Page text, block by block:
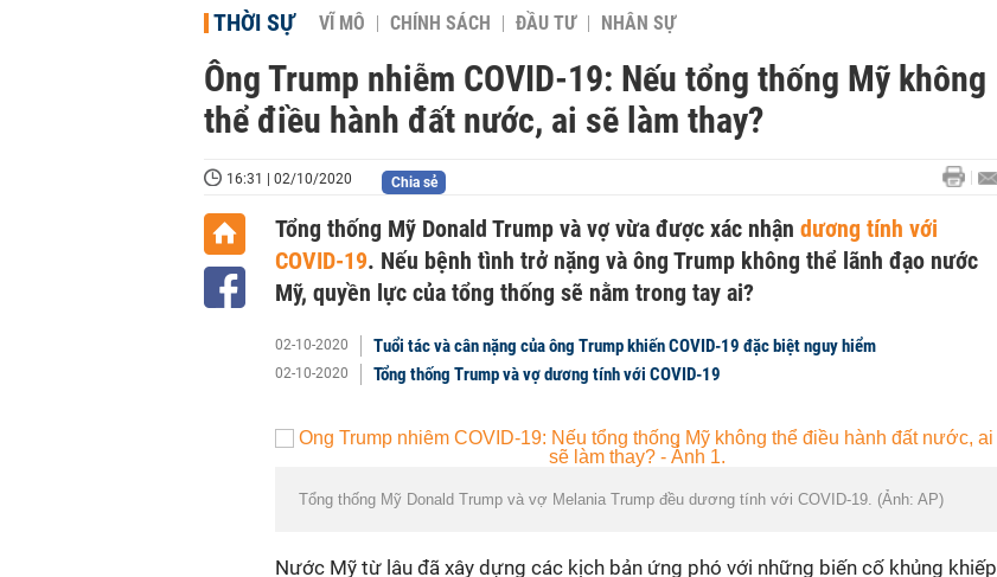
THỜI SỰ VĨ MÔ CHÍNH SÁCH ĐẦU TƯ NHÂN SỰ
Ông Trump nhiễm COVID-19: Nếu tổng thống Mỹ không
thể điều hành đất nước, ai sẽ làm thay?
16:31 | 02/10/2020 Chia sẻ
Tổng thống Mỹ Donald Trump và vợ vừa được xác nhận dương tính với
COVID-19. Nếu bệnh tình trở nặng và ông Trump không thể lãnh đạo nước
Mỹ, quyền lực của tổng thống sẽ nằm trong tay ai?
02-10-2020 Tuổi tác và cân nặng của ông Trump khiến COVID-19 đặc biệt nguy hiểm
02-10-2020 Tổng thống Trump và vợ dương tính với COVID-19
Tổng thống Mỹ Donald Trump và vợ Melania Trump đều dương tính với COVID-19. (Ảnh: AP)
Nước Mỹ từ lâu đã xây dựng các kịch bản ứng phó với những biến cố khủng khiếp